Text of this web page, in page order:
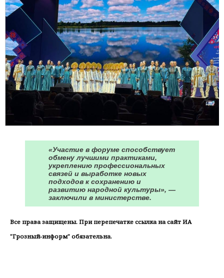
«Участие в форуме способствует
обмену лучшими практиками,
укреплению профессиональных
связей и выработке новых
подходов к сохранению и
развитию народной культуры», —
заключили в министерстве.
Все права защищены. При перепечатке ссылка на сайт ИА
"Грозный-информ" обязательна.